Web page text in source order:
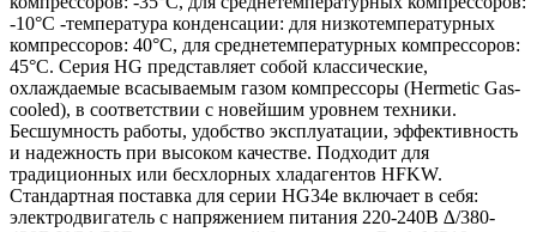
-10°C -температура конденсации: для низкотемпературных
компрессоров: 40°C, для среднетемпературных компрессоров:
45°C. Серия HG представляет собой классические,
охлаждаемые всасываемым газом компрессоры (Hermetic Gas-
cooled), в соответствии с новейшим уровнем техники.
Бесшумность работы, удобство эксплуатации, эффективность
и надежность при высоком качестве. Подходит для
традиционных или бесхлорных хладагентов HFKW.
Стандартная поставка для серии HG34e включает в себя:
электродвигатель с напряжением питания 220-240В ∆/380-